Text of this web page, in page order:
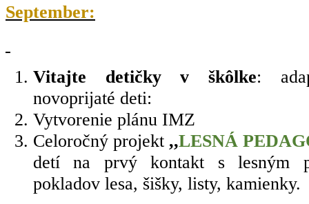
September:
Vitajte detičky v škôlke:
novoprijaté deti:
Vytvorenie plánu IMZ
Celoročný projekt ,,LESNÁ
detí na prvý kontakt s lesným
pokladov lesa, šišky, listy, kamienky.